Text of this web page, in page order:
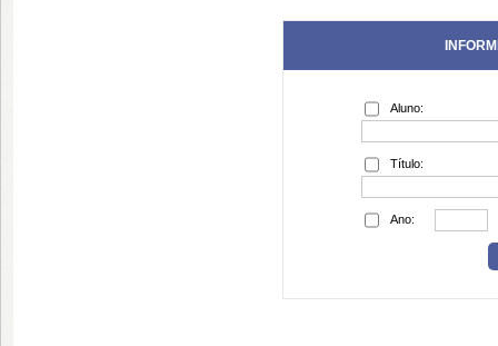
Aluno:
Título:
Ano: